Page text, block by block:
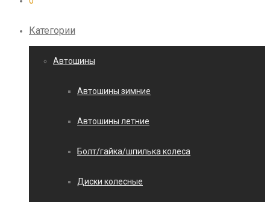
Категории
Автошины
Автошины зимние
Автошины летние
Болт/гайка/шпилька колеса
Диски колесные